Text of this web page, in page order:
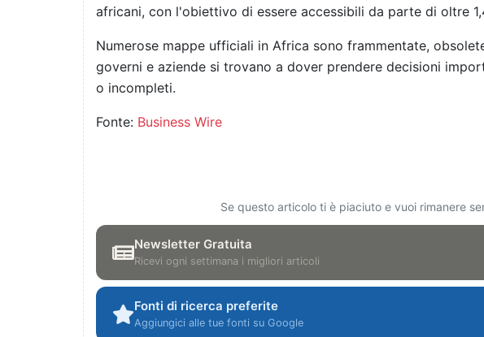
africani, con l'obiettivo di essere accessibili da parte di oltre
Numerose mappe ufficiali in Africa sono frammentate,
governi e aziende si trovano a dover prendere decisioni
o incompleti.
Fonte: Business Wire
Se questo articolo ti è piaciuto e vuoi rimanere
Newsletter Gratuita
Ricevi ogni settimana i migliori articoli
Fonti di ricerca preferite
Aggiungici alle tue fonti su Google